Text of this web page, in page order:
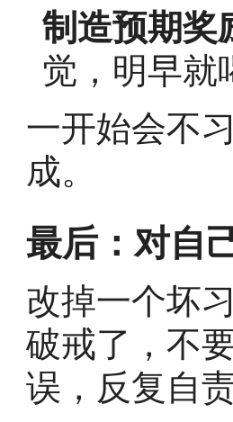
制造预期奖
觉，明早就
一开始会不
成。
最后：对自
改掉一个坏
破戒了，不
误，反复自